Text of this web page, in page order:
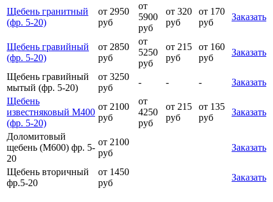
Щебень гранитный
(фр. 5-20)
от 2950
руб
от
5900
руб
от 320
руб
от 170
руб
Заказать
Щебень гравийный
(фр. 5-20)
от 2850
руб
от
5250
руб
от 215
руб
от 160
руб
Заказать
Щебень гравийный
мытый (фр. 5-20)
от 3250
руб
- - -
Заказать
Щебень
известняковый М400
(фр. 5-20)
от 2100
руб
от
4250
руб
от 215
руб
от 135
руб
Заказать
Доломитовый
щебень (М600) фр. 5-
20
от 2100
руб
Заказать
Щебень вторичный
фр.5-20
от 1450
руб
Заказать